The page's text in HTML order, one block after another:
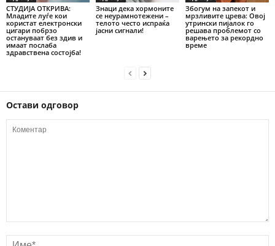
СТУДИЈА ОТКРИВА:
Младите луѓе кои
користат електронски
цигари побрзо
остануваат без здив и
имаат послаба
здравствена состојба!
Знаци дека хормоните
се неурамнотежени –
телото често испраќа
јасни сигнали!
Збогум на запекот и
мрзливите црева: Овој
утрински пијалок го
решава проблемот со
варењето за рекордно
време
Остави одговор